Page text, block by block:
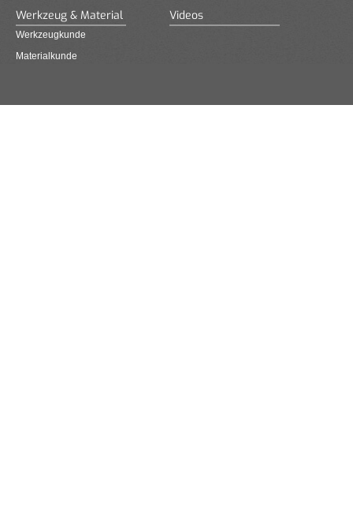
Werkzeug & Material
Werkzeugkunde
Materialkunde
Videos